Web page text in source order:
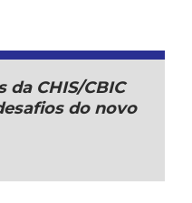
da CHIS/CBIC
do novo